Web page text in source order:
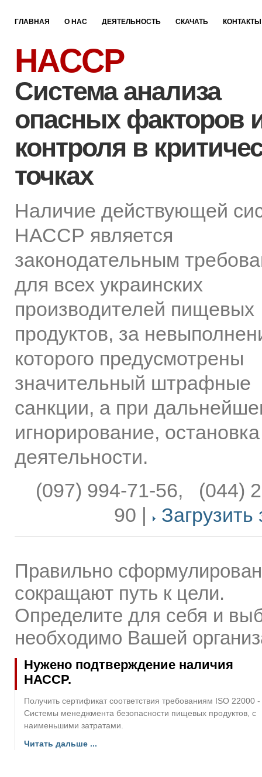
ГЛАВНАЯ О НАС ДЕЯТЕЛЬНОСТЬ СКАЧАТЬ КОНТАКТЫ
HACCP
Cистема анализа
опасных факторов
контроля в
точках
Наличие действующей
НАССР является
законодательным
для всех украинских
производителей пищевых
продуктов, за
которого предусмотрены
значительный штрафные
санкции, а при
игнорирование, остановка
деятельности.
(097) 994-71-56, (044)
90 |
Загрузить
Правильно
сокращают путь к цели.
Определите для себя и
необходимо Вашей
Нужено подтверждение наличия
НАССР.
Получить сертификат соответствия требованиям ISO 22000 -
Системы менеджмента безопасности пищевых продуктов, с
наименьшими затратами.
Читать дальше ...